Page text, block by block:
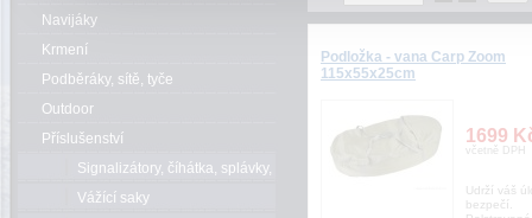
Podložka - vana Carp Zoom
115x55x25cm
1699
včetně DPH
Udrží váš
bezpečí.
Navijáky
Krmení
Podběráky, sítě, tyče
Outdoor
Příslušenství
Signalizátory, číhátka, splávky,
bójky
Vážící saky